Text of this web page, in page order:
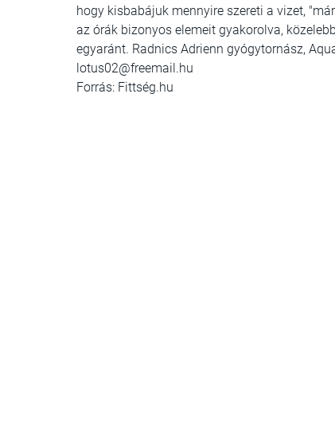
hogy kisbabájuk mennyire szereti a vizet,
az órák bizonyos elemeit gyakorolva,
egyaránt. Radnics Adrienn gyógytornász,
lotus02@freemail.hu
Forrás: Fittség.hu